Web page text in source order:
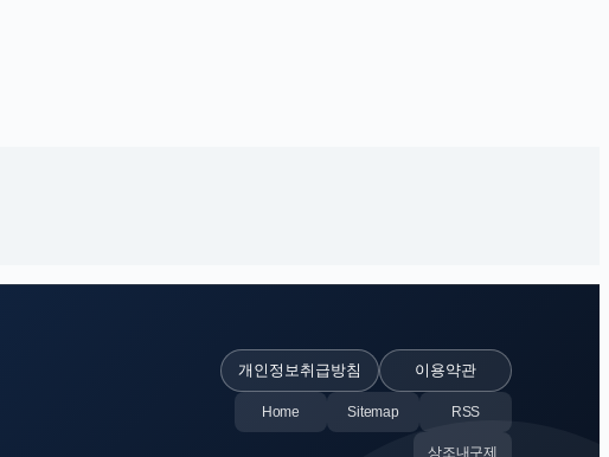
개인정보취급방침 이용약관
Home Sitemap RSS
상조내구제